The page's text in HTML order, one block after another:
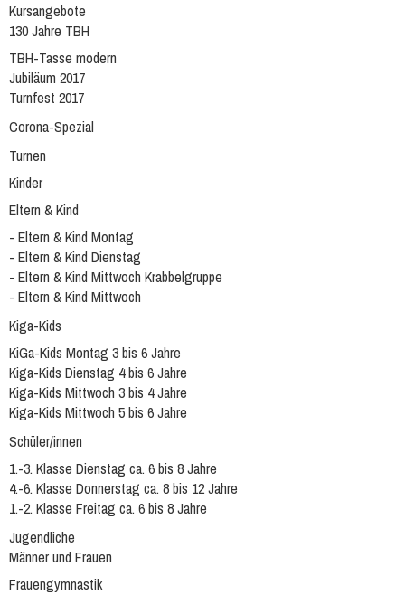
Kursangebote
130 Jahre TBH
TBH-Tasse modern
Jubiläum 2017
Turnfest 2017
Corona-Spezial
Turnen
Kinder
Eltern & Kind
- Eltern & Kind Montag
- Eltern & Kind Dienstag
- Eltern & Kind Mittwoch Krabbelgruppe
- Eltern & Kind Mittwoch
Kiga-Kids
KiGa-Kids Montag 3 bis 6 Jahre
Kiga-Kids Dienstag 4 bis 6 Jahre
Kiga-Kids Mittwoch 3 bis 4 Jahre
Kiga-Kids Mittwoch 5 bis 6 Jahre
Schüler/innen
1.-3. Klasse Dienstag ca. 6 bis 8 Jahre
4.-6. Klasse Donnerstag ca. 8 bis 12 Jahre
1.-2. Klasse Freitag ca. 6 bis 8 Jahre
Jugendliche
Männer und Frauen
Frauengymnastik